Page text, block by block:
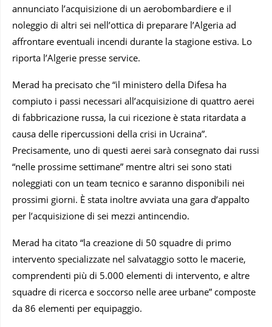
annunciato l’acquisizione di un aerobombardiere e il
noleggio di altri sei nell’ottica di preparare l’Algeria ad
affrontare eventuali incendi durante la stagione estiva. Lo
riporta l’Algerie presse service.
Merad ha precisato che “il ministero della Difesa ha
compiuto i passi necessari all’acquisizione di quattro aerei
di fabbricazione russa, la cui ricezione è stata ritardata a
causa delle ripercussioni della crisi in Ucraina”.
Precisamente, uno di questi aerei sarà consegnato dai russi
“nelle prossime settimane” mentre altri sei sono stati
noleggiati con un team tecnico e saranno disponibili nei
prossimi giorni. È stata inoltre avviata una gara d’appalto
per l’acquisizione di sei mezzi antincendio.
Merad ha citato “la creazione di 50 squadre di primo
intervento specializzate nel salvataggio sotto le macerie,
comprendenti più di 5.000 elementi di intervento, e altre
squadre di ricerca e soccorso nelle aree urbane” composte
da 86 elementi per equipaggio.